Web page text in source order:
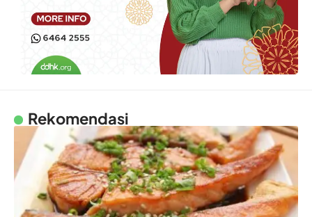
Rekomendasi